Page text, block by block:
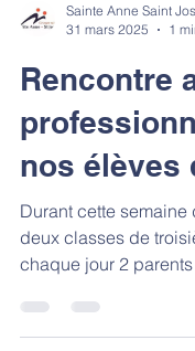
31 mars 2025
1
Rencontre
nos élèves
Durant cette semaine
chaque jour 2
scolaire. Le...